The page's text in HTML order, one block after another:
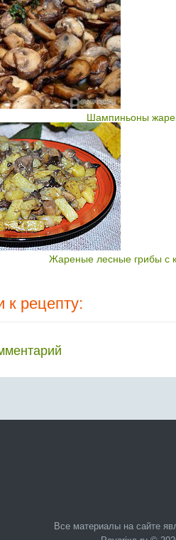
Шампиньоны
Жареные лесные грибы с
к рецепту:
Все материалы на сайте